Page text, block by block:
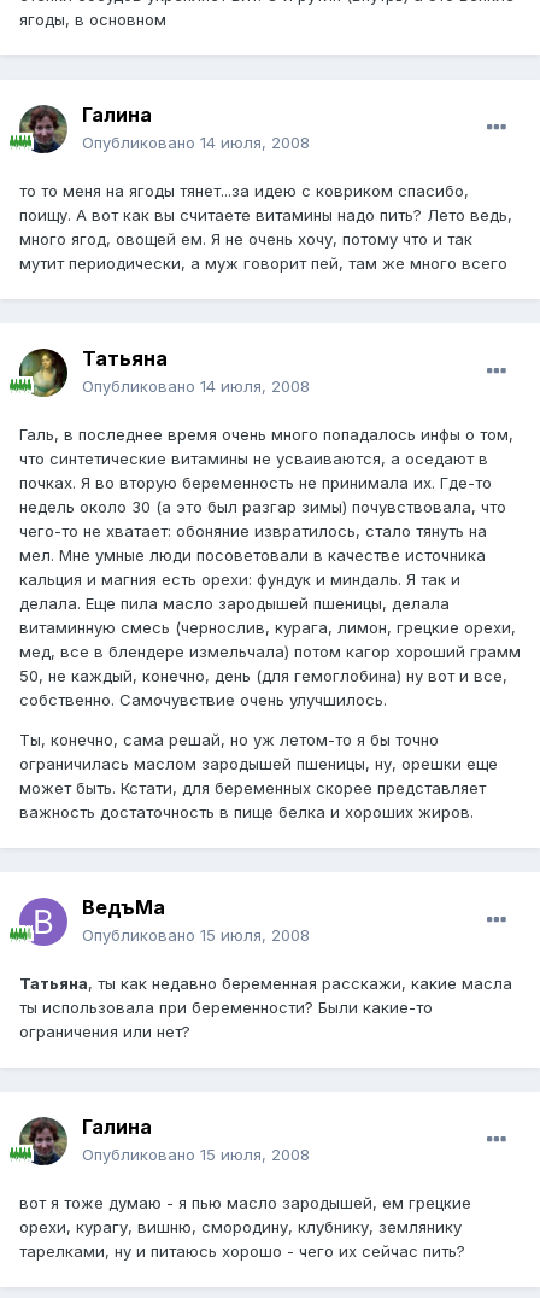
ягоды, в основном
Галина
Опубликовано 14 июля, 2008
то то меня на ягоды тянет...за идею с ковриком спасибо,
поищу. А вот как вы считаете витамины надо пить? Лето ведь,
много ягод, овощей ем. Я не очень хочу, потому что и так
мутит периодически, а муж говорит пей, там же много всего
Татьяна
Опубликовано 14 июля, 2008
Галь, в последнее время очень много попадалось инфы о том,
что синтетические витамины не усваиваются, а оседают в
почках. Я во вторую беременность не принимала их. Где-то
недель около 30 (а это был разгар зимы) почувствовала, что
чего-то не хватает: обоняние извратилось, стало тянуть на
мел. Мне умные люди посоветовали в качестве источника
кальция и магния есть орехи: фундук и миндаль. Я так и
делала. Еще пила масло зародышей пшеницы, делала
витаминную смесь (чернослив, курага, лимон, грецкие орехи,
мед, все в блендере измельчала) потом кагор хороший грамм
50, не каждый, конечно, день (для гемоглобина) ну вот и все,
собственно. Самочувствие очень улучшилось.
Ты, конечно, сама решай, но уж летом-то я бы точно
ограничилась маслом зародышей пшеницы, ну, орешки еще
может быть. Кстати, для беременных скорее представляет
важность достаточность в пище белка и хороших жиров.
ВедъМа
Опубликовано 15 июля, 2008
Татьяна, ты как недавно беременная расскажи, какие масла
ты использовала при беременности? Были какие-то
ограничения или нет?
Галина
Опубликовано 15 июля, 2008
вот я тоже думаю - я пью масло зародышей, ем грецкие
орехи, курагу, вишню, смородину, клубнику, землянику
тарелками, ну и питаюсь хорошо - чего их сейчас пить?